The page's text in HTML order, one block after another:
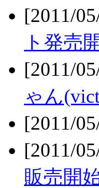
[2011/
ト発売
[2011/
ゃん
[2011/
[2011/
販売開